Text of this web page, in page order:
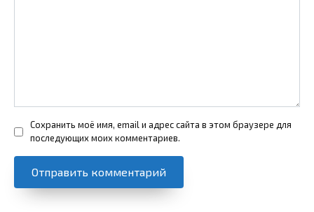
Сохранить моё имя, email и адрес сайта в этом браузере для
последующих моих комментариев.